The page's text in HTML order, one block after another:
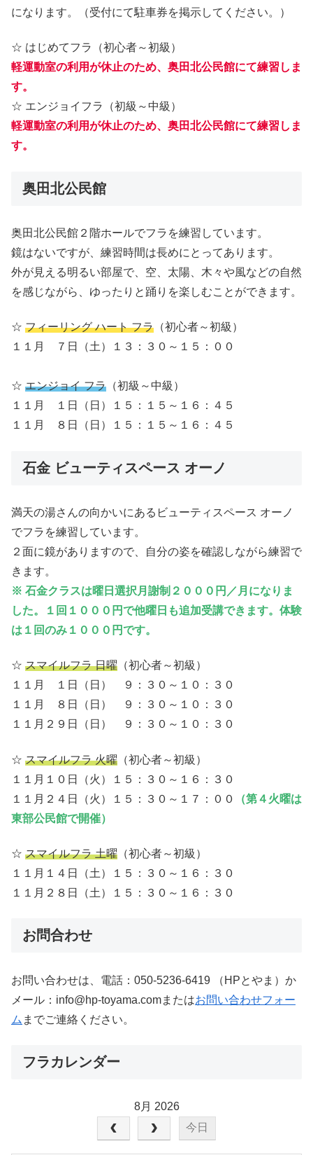
になります。（受付にて駐車券を掲示してください。）
☆ はじめてフラ（初心者～初級）
軽運動室の利用が休止のため、奥田北公民館にて練習しま
す。
☆ エンジョイフラ（初級～中級）
軽運動室の利用が休止のため、奥田北公民館にて練習しま
す。
奥田北公民館
奥田北公民館２階ホールでフラを練習しています。
鏡はないですが、練習時間は長めにとってあります。
外が見える明るい部屋で、空、太陽、木々や風などの自然
を感じながら、ゆったりと踊りを楽しむことができます。
☆ フィーリング ハート フラ （初心者～初級）
１１月 ７日（土）１３：３０～１５：００
☆ エンジョイ フラ （初級～中級）
１１月 １日（日）１５：１５～１６：４５
１１月 ８日（日）１５：１５～１６：４５
石金 ビューティスペース オーノ
満天の湯さんの向かいにあるビューティスペース オーノ
でフラを練習しています。
２面に鏡がありますので、自分の姿を確認しながら練習で
きます。
※ 石金クラスは曜日選択月謝制２０００円／月になりま
した。１回１０００円で他曜日も追加受講できます。体験
は１回のみ１０００円です。
☆ スマイルフラ 日曜 （初心者～初級）
１１月 １日（日） ９：３０～１０：３０
１１月 ８日（日） ９：３０～１０：３０
１１月２９日（日） ９：３０～１０：３０
☆ スマイルフラ 火曜 （初心者～初級）
１１月１０日（火）１５：３０～１６：３０
１１月２４日（火）１５：３０～１７：００
（第４火曜は
東部公民館で開催）
☆ スマイルフラ 土曜 （初心者～初級）
１１月１４日（土）１５：３０～１６：３０
１１月２８日（土）１５：３０～１６：３０
お問合わせ
お問い合わせは、電話：050-5236-6419 （HPとやま）か
メール：info@hp-toyama.comまたはお問い合わせフォー
ム までご連絡ください。
フラカレンダー
8月 2026
今日